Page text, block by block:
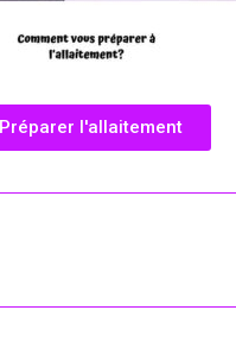
Préparer l'allaitement